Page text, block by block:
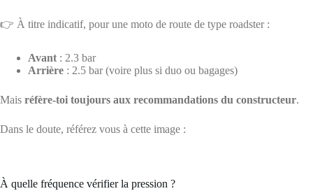
👉 À titre indicatif, pour une moto de route de type roadster :
Avant : 2.3 bar
Arrière : 2.5 bar (voire plus si duo ou bagages)
Mais réfère-toi toujours aux recommandations du constructeur.
Dans le doute, référez vous à cette image :
À quelle fréquence vérifier la pression ?